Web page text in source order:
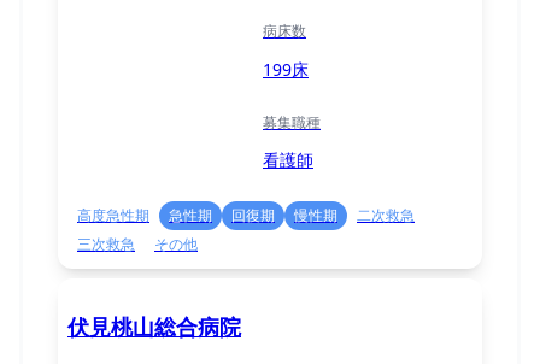
病床数
199床
募集職種
看護師
高度急性期 急性期 回復期 慢性期
二次救急
三次救急
その他
伏見桃山総合病院